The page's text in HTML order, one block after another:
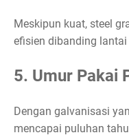
Meskipun kuat, steel
efisien dibanding
5. Umur Pakai
Dengan galvanisasi
mencapai puluhan